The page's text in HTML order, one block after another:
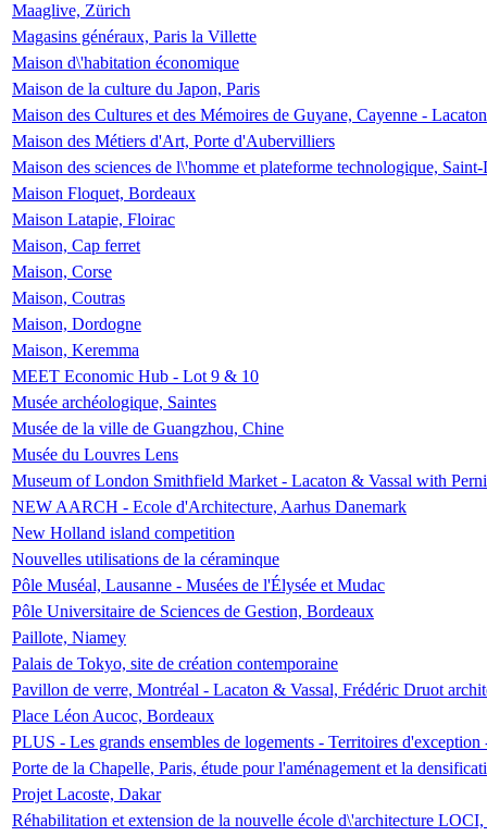
Maaglive, Zürich
Magasins généraux, Paris la Villette
Maison d\'habitation économique
Maison de la culture du Japon, Paris
Maison des Cultures et des Mémoires de Guyane, Cayenne -
Maison des Métiers d'Art, Porte d'Aubervilliers
Maison des sciences de l\'homme et plateforme technologique,
Maison Floquet, Bordeaux
Maison Latapie, Floirac
Maison, Cap ferret
Maison, Corse
Maison, Coutras
Maison, Dordogne
Maison, Keremma
MEET Economic Hub - Lot 9 & 10
Musée archéologique, Saintes
Musée de la ville de Guangzhou, Chine
Musée du Louvres Lens
Museum of London Smithfield Market - Lacaton & Vassal with
NEW AARCH - Ecole d'Architecture, Aarhus Danemark
New Holland island competition
Nouvelles utilisations de la céraminque
Pôle Muséal, Lausanne - Musées de l'Élysée et Mudac
Pôle Universitaire de Sciences de Gestion, Bordeaux
Paillote, Niamey
Palais de Tokyo, site de création contemporaine
Pavillon de verre, Montréal - Lacaton & Vassal, Frédéric Druot
Place Léon Aucoc, Bordeaux
PLUS - Les grands ensembles de logements - Territoires
Porte de la Chapelle, Paris, étude pour l'aménagement et la
Projet Lacoste, Dakar
Réhabilitation et extension de la nouvelle école d\'architecture